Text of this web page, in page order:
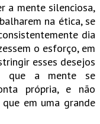
a mente silenciosa,
na ética, se
dia
o esforço, em
esses desejos
que a mente se
própria, e não
em uma grande